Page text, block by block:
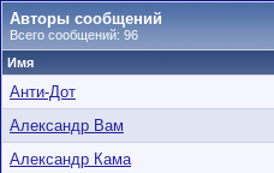
Авторы сообщений
Всего сообщений: 96
Имя
Анти-Дот
Александр Вам
Александр Кама